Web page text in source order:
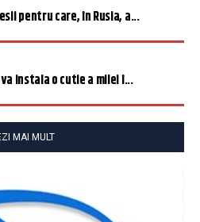
pentru care, în Rusia, a...
instala o cutie a milei î...
MAI MULT